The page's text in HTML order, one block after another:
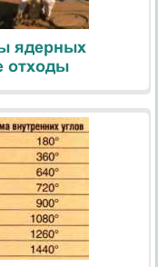
ядерных
отходы